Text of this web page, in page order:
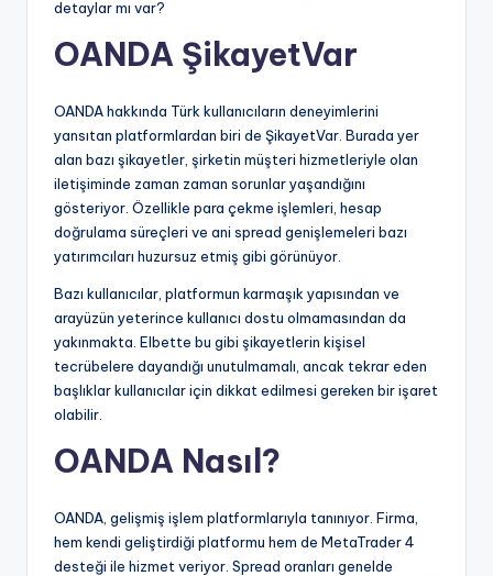
detaylar mı var?
OANDA ŞikayetVar
OANDA hakkında Türk kullanıcıların deneyimlerini
yansıtan platformlardan biri de ŞikayetVar. Burada yer
alan bazı şikayetler, şirketin müşteri hizmetleriyle olan
iletişiminde zaman zaman sorunlar yaşandığını
gösteriyor. Özellikle para çekme işlemleri, hesap
doğrulama süreçleri ve ani spread genişlemeleri bazı
yatırımcıları huzursuz etmiş gibi görünüyor.
Bazı kullanıcılar, platformun karmaşık yapısından ve
arayüzün yeterince kullanıcı dostu olmamasından da
yakınmakta. Elbette bu gibi şikayetlerin kişisel
tecrübelere dayandığı unutulmamalı, ancak tekrar eden
başlıklar kullanıcılar için dikkat edilmesi gereken bir işaret
olabilir.
OANDA Nasıl?
OANDA, gelişmiş işlem platformlarıyla tanınıyor. Firma,
hem kendi geliştirdiği platformu hem de MetaTrader 4
desteği ile hizmet veriyor. Spread oranları genelde